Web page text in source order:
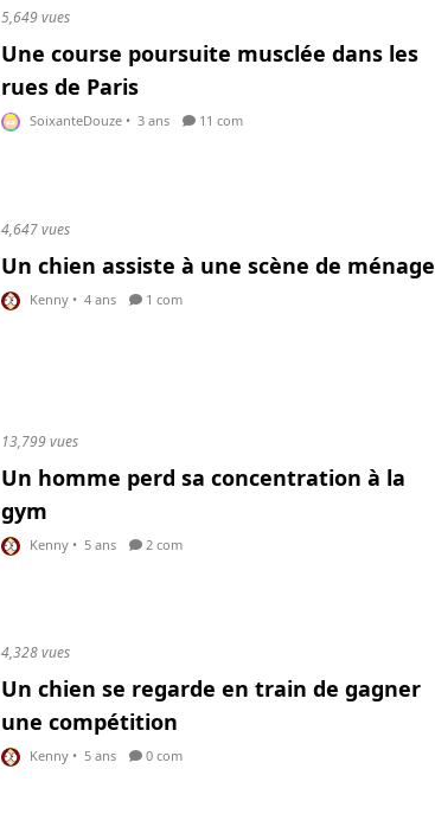
5,649 vues
Une course poursuite musclée dans les
rues de Paris
SoixanteDouze • 3 ans 11 com
4,647 vues
Un chien assiste à une scène de ménage
Kenny • 4 ans 1 com
13,799 vues
Un homme perd sa concentration à la
gym
Kenny • 5 ans 2 com
4,328 vues
Un chien se regarde en train de gagner
une compétition
Kenny • 5 ans 0 com